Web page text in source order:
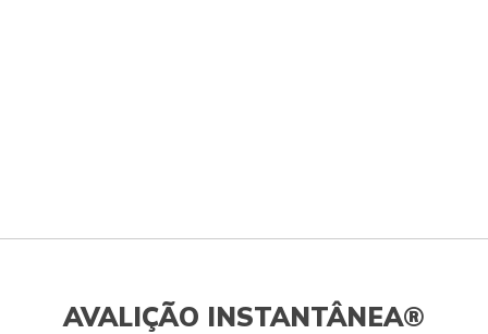
AVALIÇÃO INSTANTÂNEA®